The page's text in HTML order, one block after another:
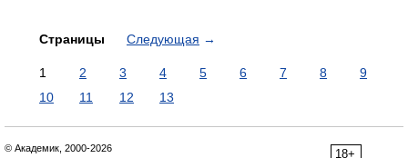
Страницы Следующая →
1 2 3 4 5 6 7 8
9
10
11 12 13
18+
© Академик, 2000-2026